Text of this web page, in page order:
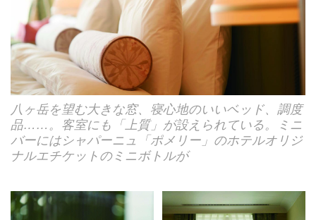
八ヶ岳を望む大きな窓、寝心地のいいベッド、調度
品……。客室にも「上質」が設えられている。ミニ
バーにはシャパーニュ「ポメリー」のホテルオリジ
ナルエチケットのミニボトルが